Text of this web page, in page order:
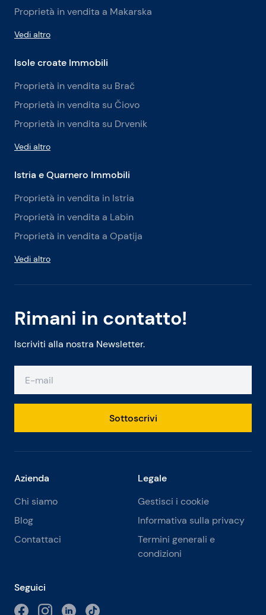
Rimani in contatto!
Iscriviti alla nostra Newsletter.
Sottoscrivi
Proprietà in vendita a Makarska
Vedi altro
Isole croate Immobili
Proprietà in vendita su Brač
Proprietà in vendita su Čiovo
Proprietà in vendita su Drvenik
Vedi altro
Istria e Quarnero Immobili
Proprietà in vendita in Istria
Proprietà in vendita a Labin
Proprietà in vendita a Opatija
Vedi altro
Azienda
Chi siamo
Blog
Contattaci
Legale
Gestisci i cookie
Informativa sulla privacy
Termini generali e
condizioni
Seguici